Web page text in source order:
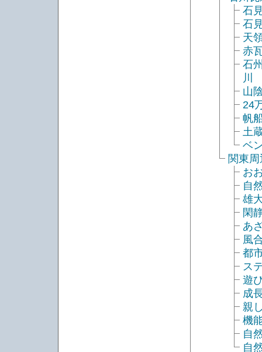
石
石
天
赤
石
川
山
24
帆
土
ベ
関東
お
自
雄
閑
あ
風
都
ス
遊
成
親
機
自
自